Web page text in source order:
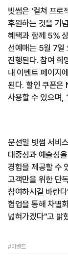
빗썸은 '컬쳐 프로
후원하는 것을 기
혜택과 함께 5%
선예매는 5월 7일
진행된다. 참여 희
내 이벤트 페이지
된다. 할인 쿠폰은
사용할 수 있으며,
문선일 빗썸 서비
대중성과 예술성
경험을 제공할 수
고객만을 위한 단
참여하시길 바란
협업을 통해 차별
넓혀가겠다"고 밝
#이벤트